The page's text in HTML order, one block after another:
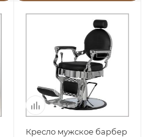
Кресло мужское барбер